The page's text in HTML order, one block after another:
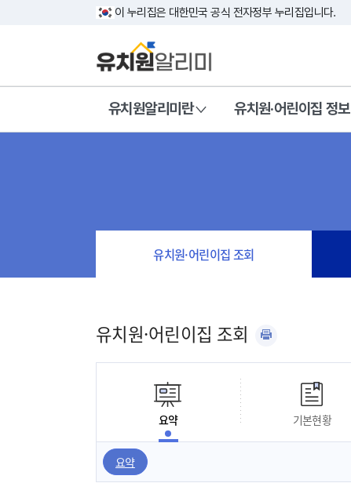
이 누리집은 대한민국 공식 전자정부 누리집입니다.
유치원알리미란 유치원·어린이집 정보
유치원·어린이집 조회
유치원·어린이집 조회
요약 기본현황
요약